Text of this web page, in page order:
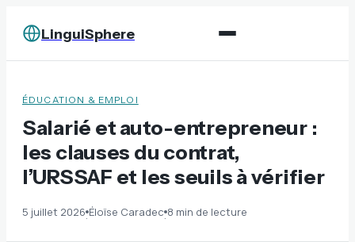
LinguiSphere
ÉDUCATION & EMPLOI
Salarié et auto-entrepreneur :
les clauses du contrat,
l’URSSAF et les seuils à vérifier
5 juillet 2026·Éloïse Caradec·8 min de lecture